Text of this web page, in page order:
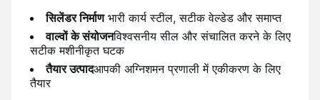
सिलेंडर निर्माण️ भारी कार्य स्टील, सटीक वेल्डेड और समाप्त
वाल्वों के संयोजनविश्वसनीय सील और संचालित करने के लिए
सटीक मशीनीकृत घटक
तैयार उत्पादआपकी अग्निशमन प्रणाली में एकीकरण के लिए
तैयार